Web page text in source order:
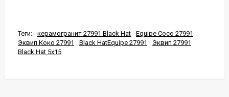
Теги: керамогранит 27991 Black Hat
Equipe Coco 27991
Эквип Коко 27991
Black HatEquipe 27991
Эквип 27991
Black Hat 5x15